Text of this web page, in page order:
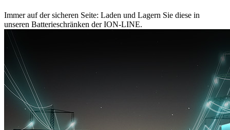
Immer auf der sicheren Seite: Laden und Lagern Sie diese in
unseren Batterieschränken der ION-LINE.